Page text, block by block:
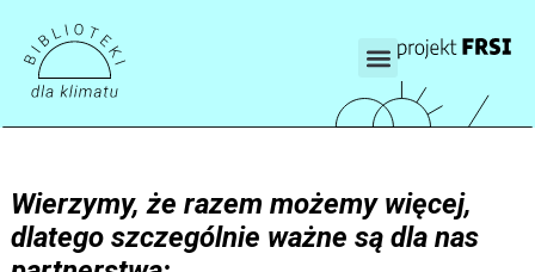
Wierzymy, że razem możemy więcej,
dlatego szczególnie ważne są dla nas